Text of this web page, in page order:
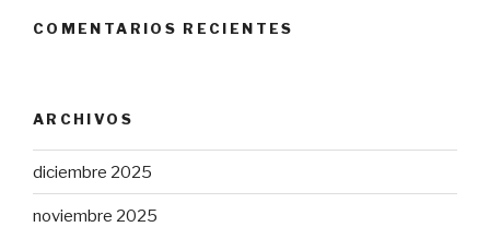
COMENTARIOS RECIENTES
ARCHIVOS
diciembre 2025
noviembre 2025